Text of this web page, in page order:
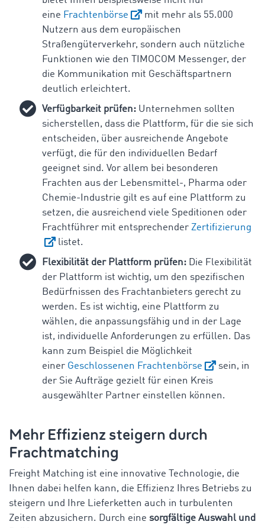
eine Frachtenbörse
mit mehr als 55.000
Nutzern aus dem europäischen
Straßengüterverkehr, sondern auch nützliche
Funktionen wie den TIMOCOM Messenger, der
die Kommunikation mit Geschäftspartnern
deutlich erleichtert.
Verfügbarkeit prüfen: Unternehmen sollten
sicherstellen, dass die Plattform, für die sie sich
entscheiden, über ausreichende Angebote
verfügt, die für den individuellen Bedarf
geeignet sind. Vor allem bei besonderen
Frachten aus der Lebensmittel-, Pharma oder
Chemie-Industrie gilt es auf eine Plattform zu
setzen, die ausreichend viele Speditionen oder
Frachtführer mit entsprechender Zertifizierung
listet.
Flexibilität der Plattform prüfen: Die Flexibilität
der Plattform ist wichtig, um den spezifischen
Bedürfnissen des Frachtanbieters gerecht zu
werden. Es ist wichtig, eine Plattform zu
wählen, die anpassungsfähig und in der Lage
ist, individuelle Anforderungen zu erfüllen. Das
kann zum Beispiel die Möglichkeit
einer Geschlossenen Frachtenbörse
sein, in
der Sie Aufträge gezielt für einen Kreis
ausgewählter Partner einstellen können.
Mehr Effizienz steigern durch
Frachtmatching
Freight Matching ist eine innovative Technologie, die
Ihnen dabei helfen kann, die Effizienz Ihres Betriebs zu
steigern und Ihre Lieferketten auch in turbulenten
Zeiten abzusichern. Durch eine sorgfältige Auswahl und